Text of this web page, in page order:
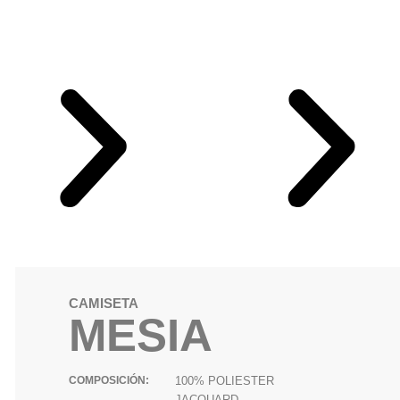
CAMISETA
MESIA
COMPOSICIÓN:
100% POLIESTER